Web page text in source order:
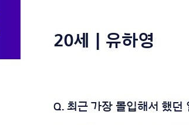
20세 | 유하영